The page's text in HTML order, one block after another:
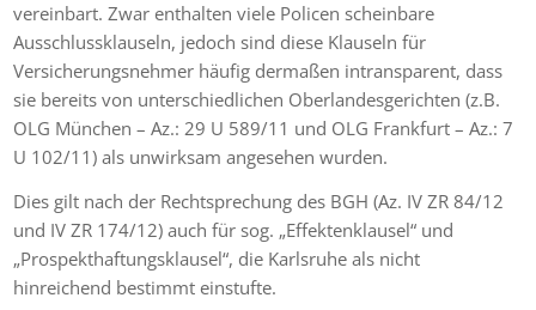
vereinbart. Zwar enthalten viele Policen scheinbare
Ausschlussklauseln, jedoch sind diese Klauseln für
Versicherungsnehmer häufig dermaßen intransparent, dass
sie bereits von unterschiedlichen Oberlandesgerichten (z.B.
OLG München – Az.: 29 U 589/11 und OLG Frankfurt – Az.: 7
U 102/11) als unwirksam angesehen wurden.
Dies gilt nach der Rechtsprechung des BGH (Az. IV ZR 84/12
und IV ZR 174/12) auch für sog. „Effektenklausel“ und
„Prospekthaftungsklausel“, die Karlsruhe als nicht
hinreichend bestimmt einstufte.